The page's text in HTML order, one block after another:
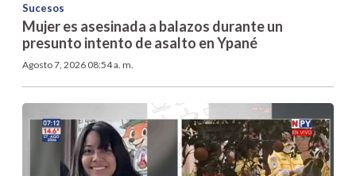
Sucesos
Mujer es asesinada a balazos durante un
presunto intento de asalto en Ypané
Agosto 7, 2026 08:54 a. m.